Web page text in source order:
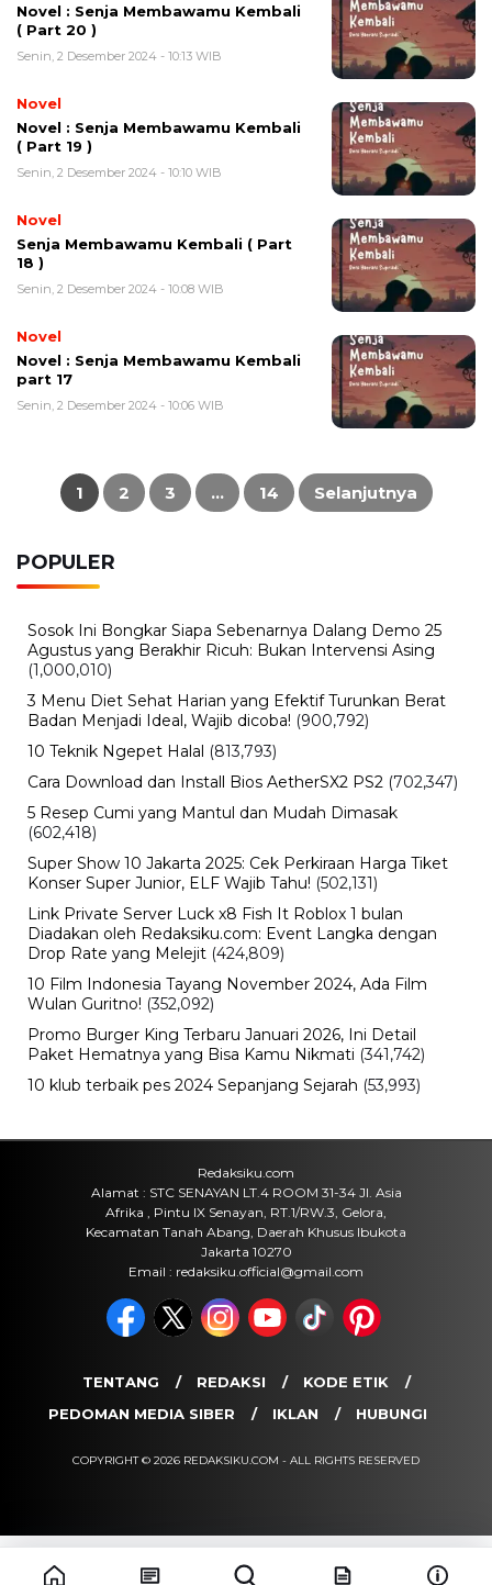
Novel : Senja Membawamu Kembali
( Part 20 )
Senin, 2 Desember 2024 - 10:13 WIB
Novel
Novel : Senja Membawamu Kembali
( Part 19 )
Senin, 2 Desember 2024 - 10:10 WIB
Novel
Senja Membawamu Kembali ( Part
18 )
Senin, 2 Desember 2024 - 10:08 WIB
Novel
Novel : Senja Membawamu Kembali
part 17
Senin, 2 Desember 2024 - 10:06 WIB
Paginasi
pos
1 2 3 … 14 Selanjutnya
POPULER
Sosok Ini Bongkar Siapa Sebenarnya Dalang Demo 25
Agustus yang Berakhir Ricuh: Bukan Intervensi Asing
(1,000,010)
3 Menu Diet Sehat Harian yang Efektif Turunkan Berat
Badan Menjadi Ideal, Wajib dicoba! (900,792)
10 Teknik Ngepet Halal (813,793)
Cara Download dan Install Bios AetherSX2 PS2 (702,347)
5 Resep Cumi yang Mantul dan Mudah Dimasak
(602,418)
Super Show 10 Jakarta 2025: Cek Perkiraan Harga Tiket
Konser Super Junior, ELF Wajib Tahu! (502,131)
Link Private Server Luck x8 Fish It Roblox 1 bulan
Diadakan oleh Redaksiku.com: Event Langka dengan
Drop Rate yang Melejit (424,809)
10 Film Indonesia Tayang November 2024, Ada Film
Wulan Guritno! (352,092)
Promo Burger King Terbaru Januari 2026, Ini Detail
Paket Hematnya yang Bisa Kamu Nikmati (341,742)
10 klub terbaik pes 2024 Sepanjang Sejarah (53,993)
Redaksiku.com
Alamat : STC SENAYAN LT.4 ROOM 31-34 Jl. Asia
Afrika , Pintu IX Senayan, RT.1/RW.3, Gelora,
Kecamatan Tanah Abang, Daerah Khusus Ibukota
Jakarta 10270
Email : redaksiku.official@gmail.com
TENTANG REDAKSI
KODE ETIK
PEDOMAN MEDIA SIBER
IKLAN HUBUNGI
COPYRIGHT © 2026 REDAKSIKU.COM - ALL RIGHTS RESERVED